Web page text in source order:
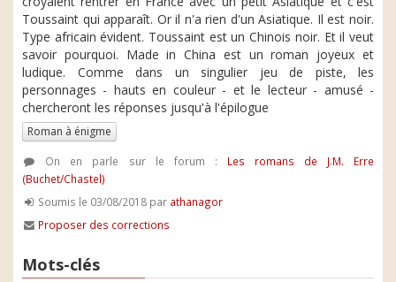
Toussaint qui apparaît. Or il n'a rien d'un Asiatique. Il est noir.
Type africain évident. Toussaint est un Chinois noir. Et il veut
savoir pourquoi. Made in China est un roman joyeux et
ludique. Comme dans un singulier jeu de piste, les
personnages - hauts en couleur - et le lecteur - amusé -
chercheront les réponses jusqu'à l'épilogue
Roman à énigme
On en parle sur le forum : Les romans de J.M. Erre
(Buchet/Chastel)
Soumis le 03/08/2018 par athanagor
Proposer des corrections
Mots-clés